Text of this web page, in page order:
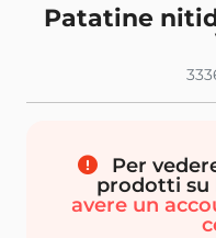
Patatine
Per
prodotti su
avere un